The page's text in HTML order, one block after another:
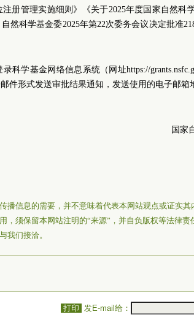
册管理实施细则》《关于2025年度国家自然科
然科学基金委2025年第22次委务会议决定批准
科学基金网络信息系统（网址https://
件形式发送审批结果通知，发送使用的电子邮箱
国家
播信息的需要，并不意味着代表本网站观点或证实其
，须保留本网站注明的“来源”，并自负版权等法律责
我们接洽。
打印 发E-mail给：